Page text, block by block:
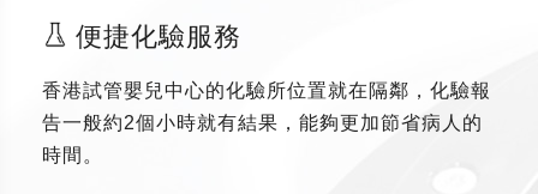
便捷化驗服務
香港試管嬰兒中心的化驗所位置就在隔鄰，化驗報
告一般約2個小時就有結果，能夠更加節省病人的
時間。